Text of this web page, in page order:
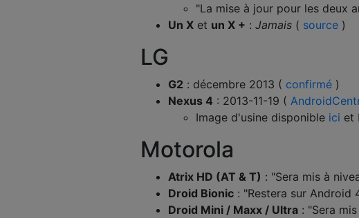
"La mise à jour pour les deux
Un X et un X + : Jamais ( source )
LG
G2 : décembre 2013 ( confirmé )
Nexus 4 : 2013-11-19 (
Image d'usine disponible ici et
Motorola
Atrix HD (AT & T) : "Sera mis à
Droid Bionic : "Restera sur Android
Droid Mini / Maxx / Ultra : "Sera